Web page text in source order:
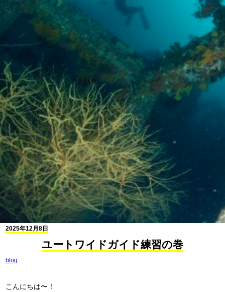
2025年12月8日
ユートワイドガイド練習の巻
blog
こんにちは〜！